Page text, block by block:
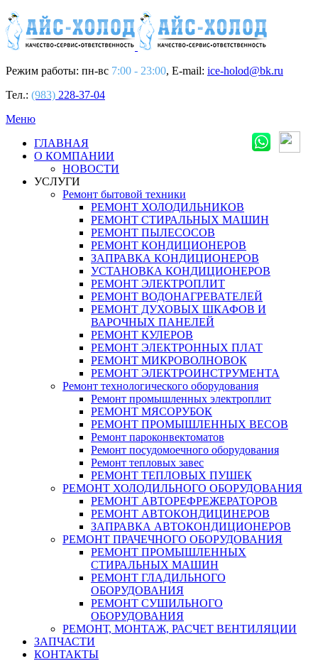
Режим работы: пн-вс 7:00 - 23:00, E-mail: ice-holod@bk.ru
Тел.: (983) 228-37-04
Меню
ГЛАВНАЯ
О КОМПАНИИ
НОВОСТИ
УСЛУГИ
Ремонт бытовой техники
РЕМОНТ ХОЛОДИЛЬНИКОВ
РЕМОНТ СТИРАЛЬНЫХ МАШИН
РЕМОНТ ПЫЛЕСОСОВ
РЕМОНТ КОНДИЦИОНЕРОВ
ЗАПРАВКА КОНДИЦИОНЕРОВ
УСТАНОВКА КОНДИЦИОНЕРОВ
РЕМОНТ ЭЛЕКТРОПЛИТ
РЕМОНТ ВОДОНАГРЕВАТЕЛЕЙ
РЕМОНТ ДУХОВЫХ ШКАФОВ И
ВАРОЧНЫХ ПАНЕЛЕЙ
РЕМОНТ КУЛЕРОВ
РЕМОНТ ЭЛЕКТРОННЫХ ПЛАТ
РЕМОНТ МИКРОВОЛНОВОК
РЕМОНТ ЭЛЕКТРОИНСТРУМЕНТА
Ремонт технологического оборудования
Ремонт промышленных электроплит
РЕМОНТ МЯСОРУБОК
РЕМОНТ ПРОМЫШЛЕННЫХ ВЕСОВ
Ремонт пароконвектоматов
Ремонт посудомоечного оборудования
Ремонт тепловых завес
РЕМОНТ ТЕПЛОВЫХ ПУШЕК
РЕМОНТ ХОЛОДИЛЬНОГО ОБОРУДОВАНИЯ
РЕМОНТ АВТОРЕФРЕЖЕРАТОРОВ
РЕМОНТ АВТОКОНДИЦИНЕРОВ
ЗАПРАВКА АВТОКОНДИЦИОНЕРОВ
РЕМОНТ ПРАЧЕЧНОГО ОБОРУДОВАНИЯ
РЕМОНТ ПРОМЫШЛЕННЫХ
СТИРАЛЬНЫХ МАШИН
РЕМОНТ ГЛАДИЛЬНОГО
ОБОРУДОВАНИЯ
РЕМОНТ СУШИЛЬНОГО
ОБОРУДОВАНИЯ
РЕМОНТ, МОНТАЖ, РАСЧЕТ ВЕНТИЛЯЦИИ
ЗАПЧАСТИ
КОНТАКТЫ